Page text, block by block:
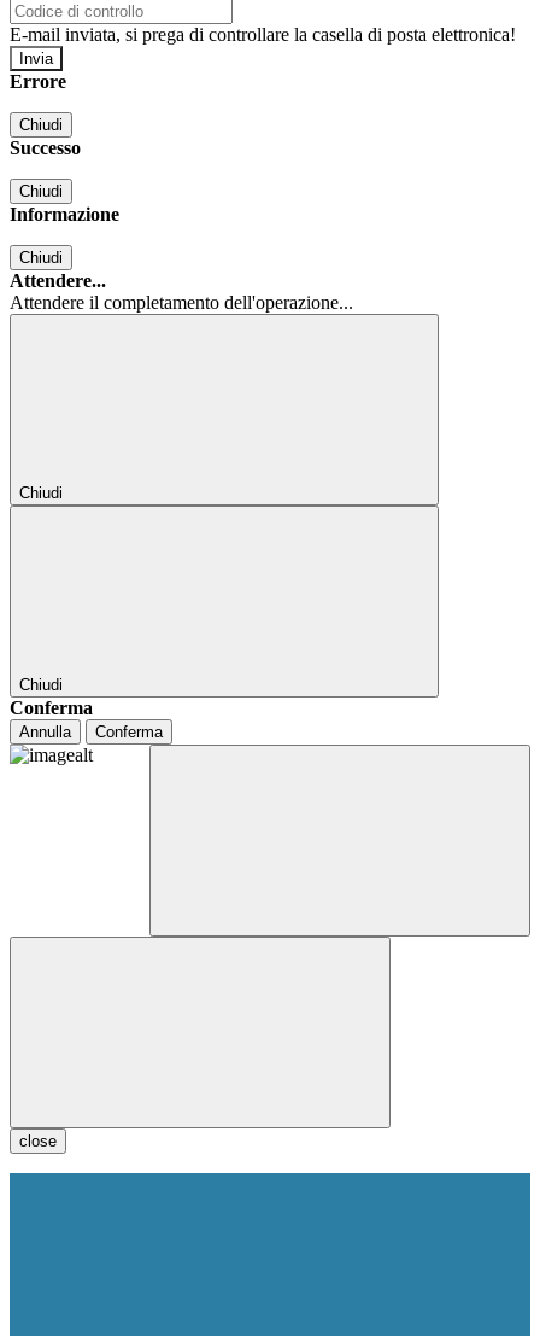
E-mail inviata, si prega di controllare la casella di posta elettronica!
Errore
Chiudi
Successo
Chiudi
Informazione
Chiudi
Attendere...
Attendere il completamento dell'operazione...
Chiudi
Chiudi
Conferma
Annulla Conferma
close